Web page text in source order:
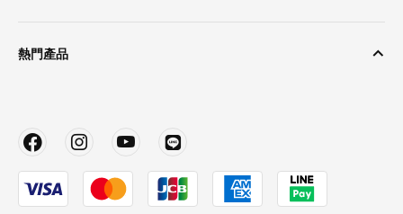
熱門產品